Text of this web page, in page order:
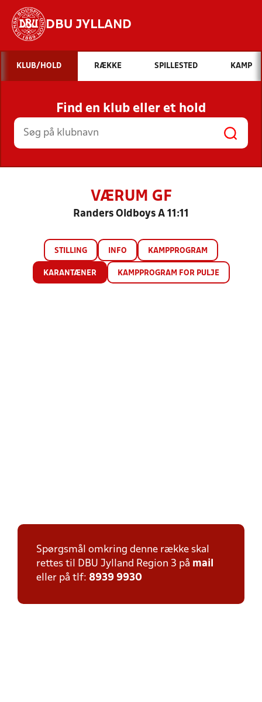
DBU JYLLAND
Hvad vil du søge efter?
INDHOLD OG NYHEDER
STILLINGER, RESULTATER, KLUBBER OG
HOLD
KLUB/HOLD RÆKKE SPILLESTED KAMP
Find en klub eller et hold
VÆRUM GF
Randers Oldboys A 11:11
STILLING INFO KAMPPROGRAM
KARANTÆNER KAMPPROGRAM FOR PULJE
Spørgsmål omkring denne række skal
rettes til DBU Jylland Region 3 på mail
eller på tlf: 8939 9930